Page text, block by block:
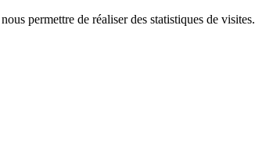
permettre de réaliser des statistiques de visites.